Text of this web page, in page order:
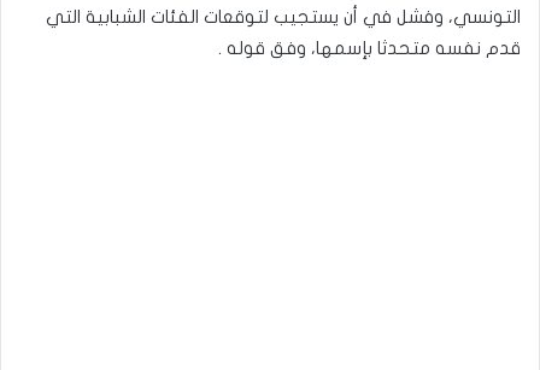
التونسي، وفشل في أن يستجيب لتوقعات الفئات الشبابية التي
قدم نفسه متحدثا بإسمها، وفق قوله .